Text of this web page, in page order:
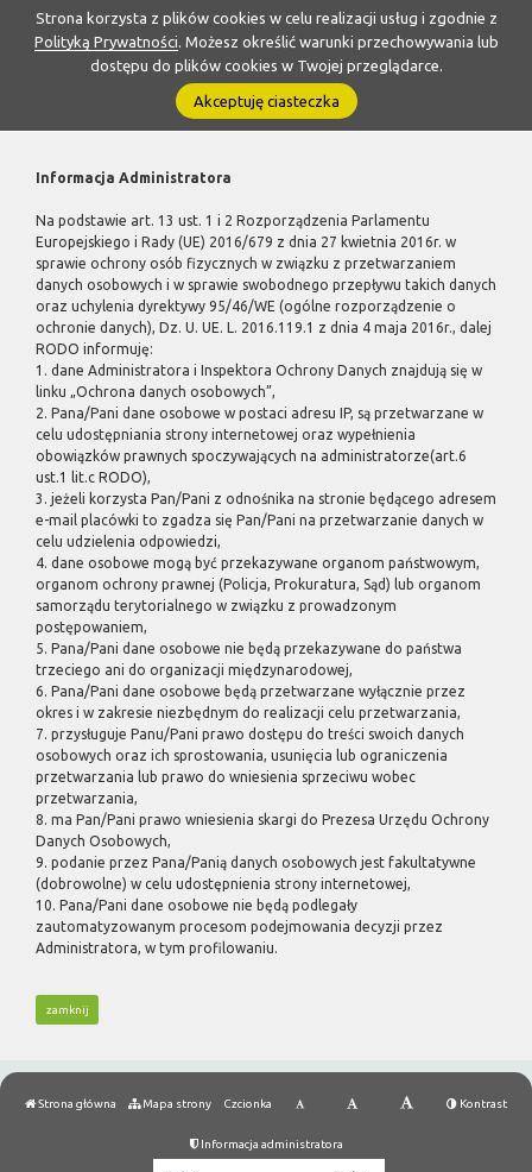
Strona korzysta z plików cookies w celu realizacji usług i zgodnie z
Polityką Prywatności. Możesz określić warunki przechowywania lub
dostępu do plików cookies w Twojej przeglądarce.
Akceptuję ciasteczka
Informacja Administratora
Na podstawie art. 13 ust. 1 i 2 Rozporządzenia Parlamentu
Europejskiego i Rady (UE) 2016/679 z dnia 27 kwietnia 2016r. w
sprawie ochrony osób fizycznych w związku z przetwarzaniem
danych osobowych i w sprawie swobodnego przepływu takich danych
oraz uchylenia dyrektywy 95/46/WE (ogólne rozporządzenie o
ochronie danych), Dz. U. UE. L. 2016.119.1 z dnia 4 maja 2016r., dalej
RODO informuję:
1. dane Administratora i Inspektora Ochrony Danych znajdują się w
linku „Ochrona danych osobowych”,
2. Pana/Pani dane osobowe w postaci adresu IP, są przetwarzane w
celu udostępniania strony internetowej oraz wypełnienia
obowiązków prawnych spoczywających na administratorze(art.6
ust.1 lit.c RODO),
3. jeżeli korzysta Pan/Pani z odnośnika na stronie będącego adresem
e-mail placówki to zgadza się Pan/Pani na przetwarzanie danych w
celu udzielenia odpowiedzi,
4. dane osobowe mogą być przekazywane organom państwowym,
organom ochrony prawnej (Policja, Prokuratura, Sąd) lub organom
samorządu terytorialnego w związku z prowadzonym
postępowaniem,
5. Pana/Pani dane osobowe nie będą przekazywane do państwa
trzeciego ani do organizacji międzynarodowej,
6. Pana/Pani dane osobowe będą przetwarzane wyłącznie przez
okres i w zakresie niezbędnym do realizacji celu przetwarzania,
7. przysługuje Panu/Pani prawo dostępu do treści swoich danych
osobowych oraz ich sprostowania, usunięcia lub ograniczenia
przetwarzania lub prawo do wniesienia sprzeciwu wobec
przetwarzania,
8. ma Pan/Pani prawo wniesienia skargi do Prezesa Urzędu Ochrony
Danych Osobowych,
9. podanie przez Pana/Panią danych osobowych jest fakultatywne
(dobrowolne) w celu udostępnienia strony internetowej,
10. Pana/Pani dane osobowe nie będą podlegały
zautomatyzowanym procesom podejmowania decyzji przez
Administratora, w tym profilowaniu.
zamknij
Strona główna Mapa strony Czcionka Kontrast
Informacja administratora